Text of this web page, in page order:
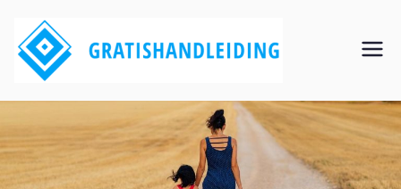
contenu
shan
dleidi